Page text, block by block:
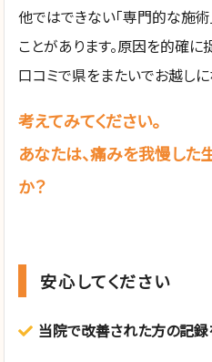
他ではできない「専門的な施術
ことがあります。原因を的確に
口コミで県をまたいでお越しに
考えてみてください。
あなたは、痛みを我慢し
か？
安心してください
当院で改善された方の記録